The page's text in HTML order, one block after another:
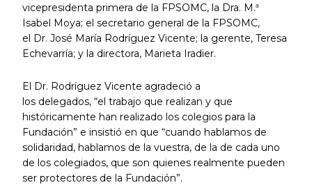
vicepresidenta primera de la FPSOMC, la Dra. M.ª
Isabel Moya; el secretario general de la FPSOMC,
el Dr. José María Rodríguez Vicente; la gerente, Teresa
Echevarría; y la directora, Marieta Iradier.
El Dr. Rodríguez Vicente agradeció a
los delegados, “el trabajo que realizan y que
históricamente han realizado los colegios para la
Fundación” e insistió en que “cuando hablamos de
solidaridad, hablamos de la vuestra, de la de cada uno
de los colegiados, que son quienes realmente pueden
ser protectores de la Fundación”.